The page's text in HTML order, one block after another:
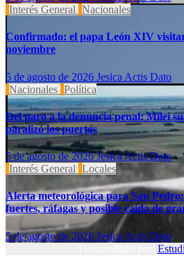
Interés General Nacionales
Confirmado: el papa León XIV
noviembre
5 de agosto de 2026 Jesica Actis Dato
Nacionales Política
Del paro a la denuncia penal: Milei
paralizó los puertos
5 de agosto de 2026Jesica Actis Dato
Interés General Locales
Alerta meteorológica para San
fuertes, ráfagas y posible caída de
5 de agosto de 2026 Jesica Actis Dato